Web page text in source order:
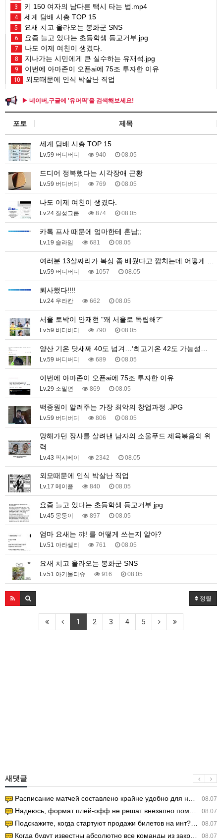
3 키 150 여자의 남다른 택시 타는 법.mp4
4 세계 담배 시총 TOP 15
5 요새 치고 올라오는 봉화군 SNS
6 요즘 늘고 있다는 초등학생 등교거부.jpg
7 나도 이제 여친이 생겼다.
8 지나가는 시민에게 큰 실수하는 유재석.jpg
9 이번에 아마존이 오픈ai에 75조 투자한 이유
10 외모때문에 인식 박살난 직업
▶ 네이버,구글에 '유머픽'을 검색해보세요!
포토 제목
세계 담배 시총 TOP 15
Lv.59 버디버디 940 08.05
드디어 정복했다는 시각장애 근황
Lv.59 버디버디 769 08.05
나도 이제 여친이 생겼다.
Lv.24 칠성그룹 874 08.05
카톡 프사 때문에 엄마한테 혼남;;
Lv.19 슬라임 681 08.05
여러분 13살짜리가 복싱 좀 배웠다고 깝치는데 어떻게 …
Lv.59 버디버디 1057 08.05
퇴사했다!!!!
Lv.24 우라칸 662 08.05
서울 토박이 안재현 "왜 서울로 독립해?"
Lv.59 버디버디 790 08.05
양산 기온 닷새째 40도 넘겨…‘최고기온 42도 가능성…
Lv.59 버디버디 689 08.05
이번에 아마존이 오픈ai에 75조 투자한 이유
Lv.29 소밀면 869 08.05
백종원이 알려주는 가장 최악의 창업과정 .JPG
Lv.59 버디버디 806 08.05
망해가던 장사를 살려낸 남자의 소울푸드 제육볶음의 위
력…
Lv.43 픽시베이 2342 08.05
외모때문에 인식 박살난 직업
Lv.17 메이플 840 08.05
요즘 늘고 있다는 초등학생 등교거부.jpg
Lv.45 몽둥이 897 08.05
엄마 요새는 꺄! 를 어떻게 쓰는지 알아?
Lv.51 아라셀리 761 08.05
요새 치고 올라오는 봉화군 SNS
Lv.51 아기물티슈 916 08.05
정렬
1 2 3 4 5
새댓글
08.07
Расписание матчей составлено крайне удобно для нашего часово…
08.07
Надеюсь, формат плей-офф не решат внезапно поменять. https:/…
08.07
Подскажите, когда стартуют продажи билетов на инт? https://g…
08.07
Когда будут известны абсолютно все команды из закрытых квали…